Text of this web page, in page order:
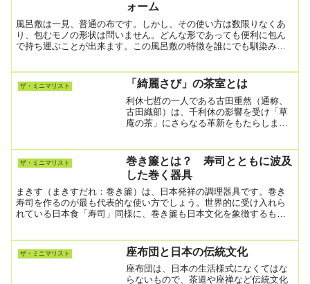
ォーム
風呂敷は一見、普通の布です。しかし、その使い方は数限りなくあ
り、包むモノの形状は問いません。どんな形であっても便利に包ん
で持ち運ぶことが出来ます。この風呂敷の特徴を誰にでも馴染みの
ザ・ミニマリスト 「綺麗さび」の茶室とは
利休七哲の一人である古田重然（通称、
古田織部）は、千利休の影響を受け「草
庵の茶」にさらなる革新をもたらしまし
した。古田織部は、その方法論を受け継
いでさらに新しい試みを行...
ザ・ミニマリスト
巻き簾とは？ 寿司とともに波及
した巻く器具
まきす（まきすだれ：巻き簾）は、日本発祥の調理器具です。巻き
寿司を作るのが最も代表的な使い方でしょう。世界的に受け入れら
れている日本食「寿司」同様に、巻き簾も日本文化を象徴するもの
ザ・ミニマリスト 座布団と日本の伝統文化
座布団は、日本の生活様式になくてはな
らないもので、茶道や座禅など伝統文化